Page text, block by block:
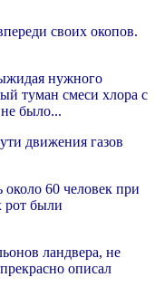
своих окопов.
нужного
туман смеси хлора с
было...
движения газов
60 человек при
рот были
ландвера, не
описал